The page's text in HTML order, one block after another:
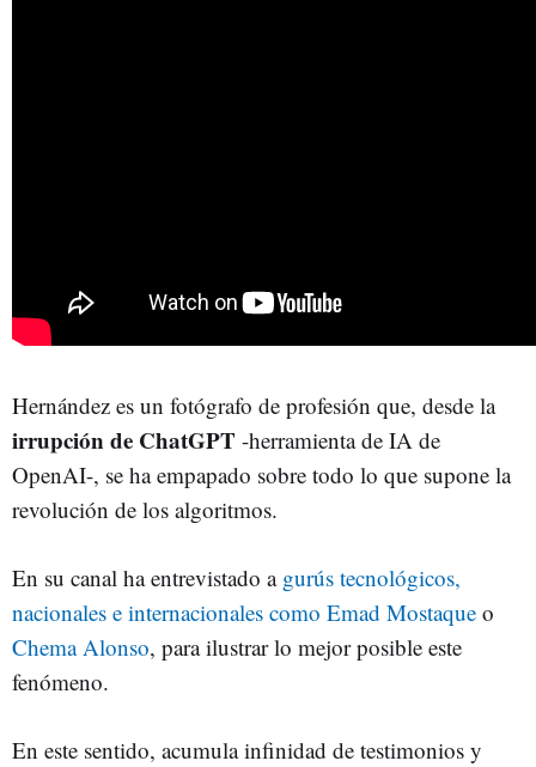
Hernández es un fotógrafo de profesión que, desde la
irrupción de ChatGPT -herramienta de IA de
OpenAI-, se ha empapado sobre todo lo que supone la
revolución de los algoritmos.
En su canal ha entrevistado a gurús tecnológicos,
nacionales e internacionales como Emad Mostaque o
Chema Alonso, para ilustrar lo mejor posible este
fenómeno.
En este sentido, acumula infinidad de testimonios y